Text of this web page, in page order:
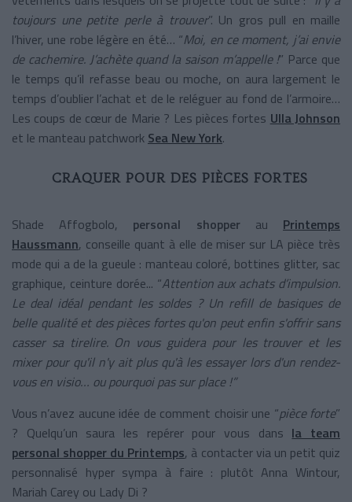
toujours une petite perle à trouver”. Un gros pull en maille
l’hiver, une robe légère en été… “Moi, en ce moment, j’ai envie
de cachemire. J’achète quand la saison m’appelle !” Parce que
le temps qu’il refasse beau ou moche, on aura largement le
temps d’oublier l’achat et de le reléguer au fond de l’armoire…
Les coups de cœur de Marie ? Les pièces fortes Ulla Johnson
et le manteau patchwork Sea New York.
CRAQUER POUR DES PIÈCES FORTES
Shade Affogbolo, personal shopperau Printemps
Haussmann, conseille quant à elle de miser sur LA pièce très
mode qui a de la gueule : manteau coloré, bottines glitter, sac
graphique, ceinture dorée... “Attention aux achats d’impulsion.
Le deal idéal pendant les soldes ? Un refill de basiques de
belle qualité et des pièces fortes qu'on peut enfin s'offrir sans
casser sa tirelire. On vous guidera pour les trouver et les
mixer pour qu'il n'y ait plus qu'à les essayer lors d'un rendez-
vous en visio… ou pourquoi pas sur place !”
Vous n’avez aucune idée de comment choisir une “pièce forte”
? Quelqu’un saura les repérer pour vous dans la team
personal shopper du Printemps, à contacter via un petit quiz
personnalisé hyper sympa à faire : plutôt Anna Wintour,
Mariah Carey ou Lady Di ?